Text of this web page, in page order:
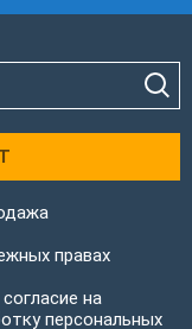
правах
на
персональных